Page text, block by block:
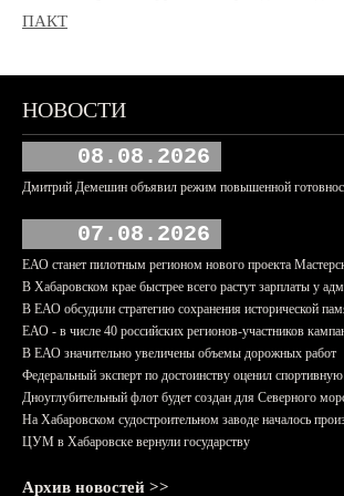
ПАКТ
НОВОСТИ
08.08.2026
Дмитрий Демешин объявил режим повышенной
07.08.2026
ЕАО станет пилотным регионом нового проекта
В Хабаровском крае быстрее всего растут зарплаты у
В ЕАО обсудили стратегию сохранения исторической
ЕАО - в числе 40 российских регионов-участников
В ЕАО значительно увеличены объемы дорожных работ
Федеральный эксперт по достоинству оценил
Дноуглубительный флот будет создан для Северного
На Хабаровском судостроительном заводе началось
ЦУМ в Хабаровске вернули государству
Архив новостей >>